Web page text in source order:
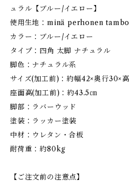
ュラル【ブルー/イエロー】
使用生地：minä perhonen
カラー：ブルー/イエロー
タイプ：四角 太脚 ナチュラル
脚色：ナチュラル系
サイズ(加工前)：約幅42×奥行30×
座面高(加工前)：約43.5㎝
脚部：ラバーウッド
塗装：ラッカー塗装
中材：ウレタン・合板
耐荷重：約80kg
【ご注文前の注意点】